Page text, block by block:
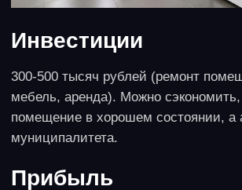
Формат реализации
Плюсы и минусы
самозанятого при минимальных вложениях быстро
может развиться в бизнес с наемными
синергия с агентствами недвижимости и
прачечными.